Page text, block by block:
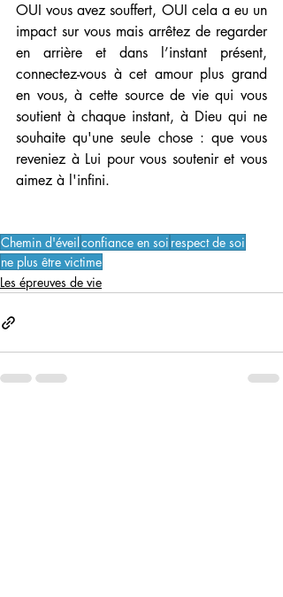
OUI vous avez souffert, OUI cela a eu un
impact sur vous mais arrêtez de regarder
en arrière et dans l’instant présent,
connectez-vous à cet amour plus grand
en vous, à cette source de vie qui vous
soutient à chaque instant, à Dieu qui ne
souhaite qu'une seule chose : que vous
reveniez à Lui pour vous soutenir et vous
aimez à l'infini.
Chemin d'éveil confiance en soi respect de soi
ne plus être victime
Les épreuves de vie